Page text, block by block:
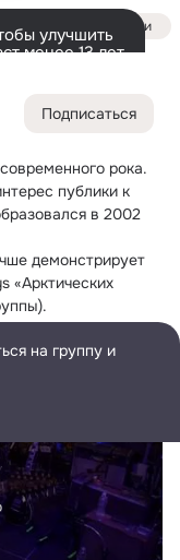
Подписаться
рока.
публики к
в 2002
демонстрирует
«Арктических
Войти
улучшить
менее 13 лет,
29K Ещё
на группу и